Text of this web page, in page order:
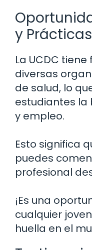
y Prácticas
La UCDC
diversas
de salud, lo
estudiantes la
y empleo.
Esto significa
puedes
profesional
¡Es una
cualquier
huella en el